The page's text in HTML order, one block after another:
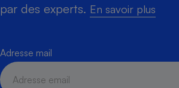
par des experts. En savoir plus
Adresse mail